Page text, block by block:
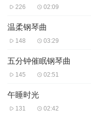
226 02:09
温柔钢琴曲
148 03:29
五分钟催眠钢琴曲
145 02:51
午睡时光
131 02:42